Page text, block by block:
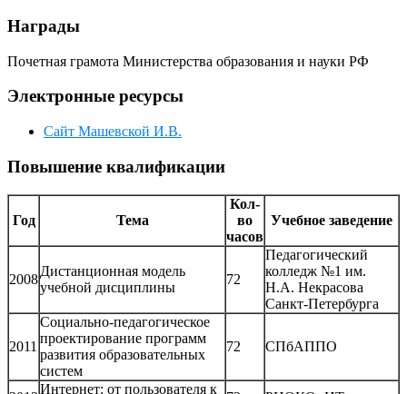
Награды
Почетная грамота Министерства образования и науки РФ
Электронные ресурсы
Сайт Машевской И.В.
Повышение квалификации
Год Тема
Кол-
во
часов
Учебное заведение
2008
Дистанционная модель
учебной дисциплины
72
Педагогический
колледж №1 им.
Н.А. Некрасова
Санкт-Петербурга
2011
Социально-педагогическое
проектирование программ
развития образовательных
систем
72 СПбАППО
Интернет: от пользователя к